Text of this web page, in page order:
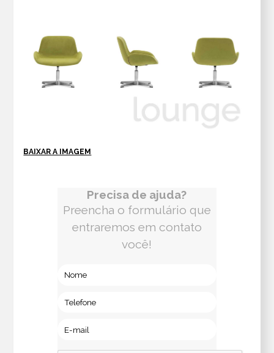
BAIXAR A IMAGEM
Precisa de ajuda?
Preencha o formulário que
entraremos em contato
você!